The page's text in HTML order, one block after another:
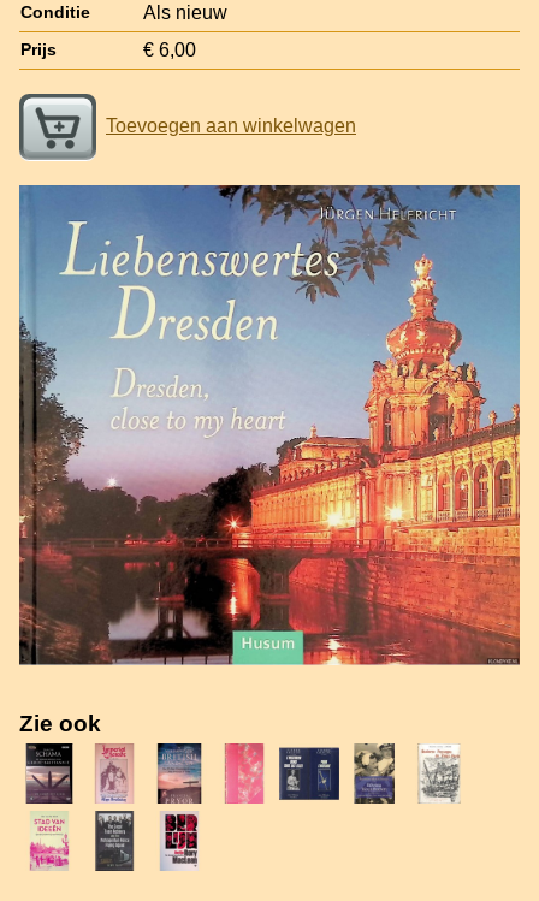
Conditie Als nieuw
Prijs € 6,00
Toevoegen aan winkelwagen
Zie ook